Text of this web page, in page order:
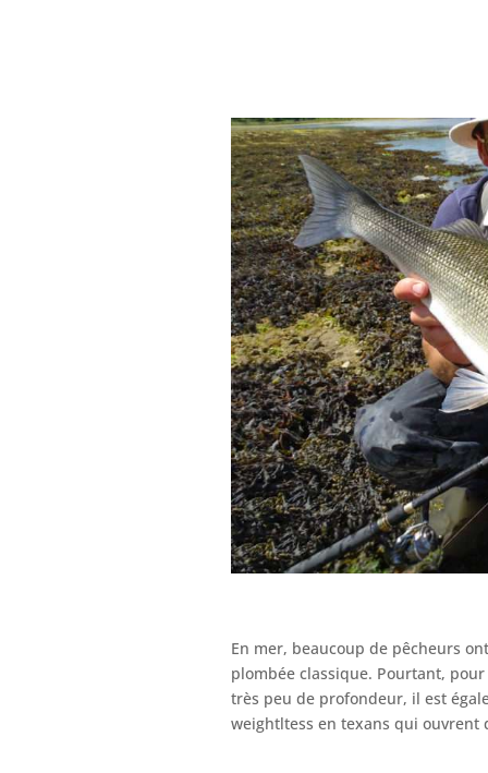
En mer, beaucoup de pêcheurs
plombée classique. Pourtant,
très peu de profondeur, il est
weightltess en texans qui ouvrent